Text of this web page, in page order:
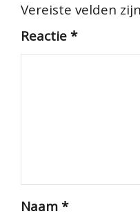
Vereiste velden
Reactie*
Naam*